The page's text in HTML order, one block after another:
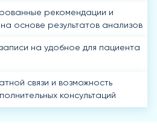
рекомендации и
на основе результатов анализов
на удобное для пациента
связи и возможность
консультаций